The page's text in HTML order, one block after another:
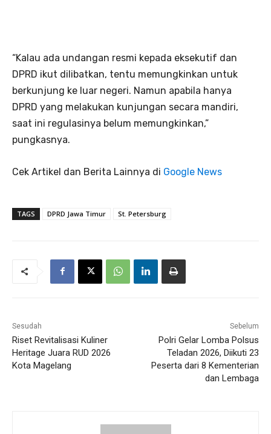
“Kalau ada undangan resmi kepada eksekutif dan
DPRD ikut dilibatkan, tentu memungkinkan untuk
berkunjung ke luar negeri. Namun apabila hanya
DPRD yang melakukan kunjungan secara mandiri,
saat ini regulasinya belum memungkinkan,”
pungkasnya.
Cek Artikel dan Berita Lainnya di Google News
TAGS DPRD Jawa Timur St. Petersburg
Sesudah
Riset Revitalisasi Kuliner
Heritage Juara RUD 2026
Kota Magelang
Sebelum
Polri Gelar Lomba Polsus
Teladan 2026, Diikuti 23
Peserta dari 8 Kementerian
dan Lembaga